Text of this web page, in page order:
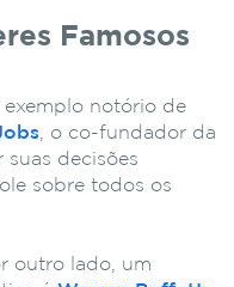
Famosos
exemplo notório de
, o co-fundador da
decisões
sobre todos os
outro lado, um